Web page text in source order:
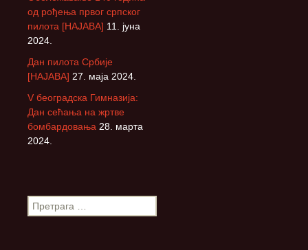
од рођења првог српског
пилота [НАЈАВА] 11. јуна
2024.
Дан пилота Србије
[НАЈАВА] 27. маја 2024.
V београдска Гимназија:
Дан сећања на жртве
бомбардовања 28. марта
2024.
П
р